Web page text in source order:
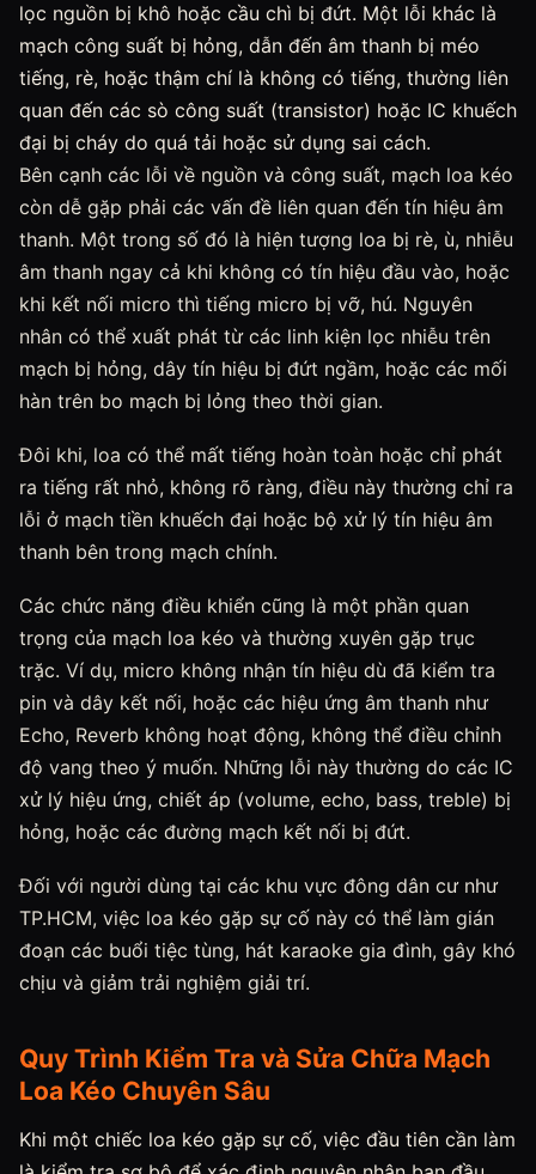
lọc nguồn bị khô hoặc cầu chì bị đứt. Một lỗi khác là
mạch công suất bị hỏng, dẫn đến âm thanh bị méo
tiếng, rè, hoặc thậm chí là không có tiếng, thường liên
quan đến các sò công suất (transistor) hoặc IC khuếch
đại bị cháy do quá tải hoặc sử dụng sai cách.
Bên cạnh các lỗi về nguồn và công suất, mạch loa kéo
còn dễ gặp phải các vấn đề liên quan đến tín hiệu âm
thanh. Một trong số đó là hiện tượng loa bị rè, ù, nhiễu
âm thanh ngay cả khi không có tín hiệu đầu vào, hoặc
khi kết nối micro thì tiếng micro bị vỡ, hú. Nguyên
nhân có thể xuất phát từ các linh kiện lọc nhiễu trên
mạch bị hỏng, dây tín hiệu bị đứt ngầm, hoặc các mối
hàn trên bo mạch bị lỏng theo thời gian.
Đôi khi, loa có thể mất tiếng hoàn toàn hoặc chỉ phát
ra tiếng rất nhỏ, không rõ ràng, điều này thường chỉ ra
lỗi ở mạch tiền khuếch đại hoặc bộ xử lý tín hiệu âm
thanh bên trong mạch chính.
Các chức năng điều khiển cũng là một phần quan
trọng của mạch loa kéo và thường xuyên gặp trục
trặc. Ví dụ, micro không nhận tín hiệu dù đã kiểm tra
pin và dây kết nối, hoặc các hiệu ứng âm thanh như
Echo, Reverb không hoạt động, không thể điều chỉnh
độ vang theo ý muốn. Những lỗi này thường do các IC
xử lý hiệu ứng, chiết áp (volume, echo, bass, treble) bị
hỏng, hoặc các đường mạch kết nối bị đứt.
Đối với người dùng tại các khu vực đông dân cư như
TP.HCM, việc loa kéo gặp sự cố này có thể làm gián
đoạn các buổi tiệc tùng, hát karaoke gia đình, gây khó
chịu và giảm trải nghiệm giải trí.
Quy Trình Kiểm Tra và Sửa Chữa Mạch
Loa Kéo Chuyên Sâu
Khi một chiếc loa kéo gặp sự cố, việc đầu tiên cần làm